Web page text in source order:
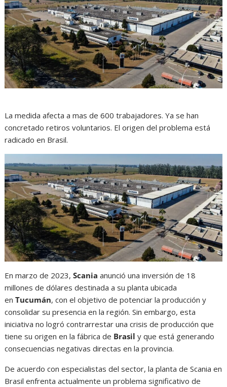
La medida afecta a mas de 600 trabajadores. Ya se han
concretado retiros voluntarios. El origen del problema está
radicado en Brasil.
En marzo de 2023,Scaniaanunció una inversión de 18
millones de dólares destinada a su planta ubicada
enTucumán, con el objetivo de potenciar la producción y
consolidar su presencia en la región. Sin embargo, esta
iniciativa no logró contrarrestar una crisis de producción que
tiene su origen en la fábrica de Brasily que está generando
consecuencias negativas directas en la provincia.
De acuerdo con especialistas del sector, la planta de Scania en
Brasil enfrenta actualmente un problema significativo de